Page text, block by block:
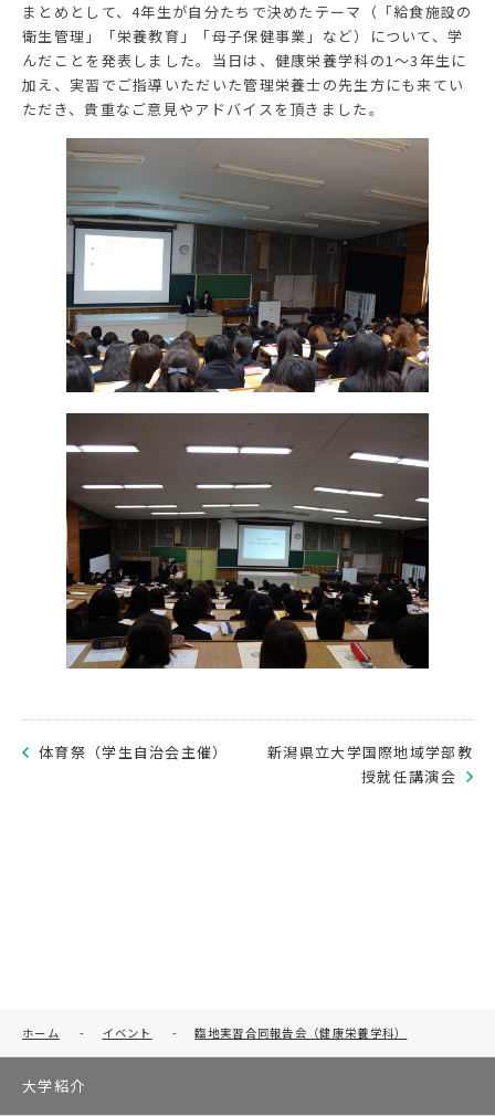
まとめとして、4年生が自分たちで決めたテーマ（「給食施設の
衛生管理」「栄養教育」「母子保健事業」など）について、学
んだことを発表しました。当日は、健康栄養学科の1〜3年生に
加え、実習でご指導いただいた管理栄養士の先生方にも来てい
ただき、貴重なご意見やアドバイスを頂きました。
体育祭（学生自治会主催）
新潟県立大学国際地域学部教
授就任講演会
ホーム - イベント - 臨地実習合同報告会（健康栄養学科）
大学紹介